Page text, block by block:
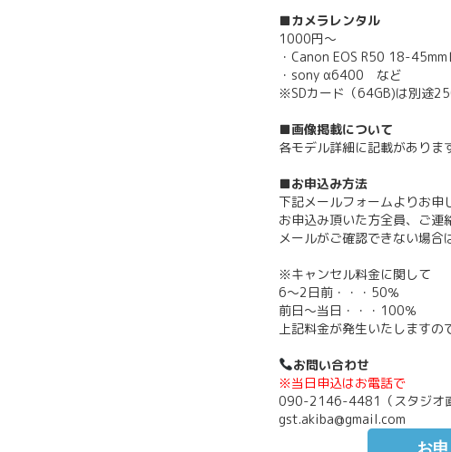
■カメラレンタル
1000円～
・Canon EOS R50 18-
・sony α6400 など
※SDカード（64GB)は別途
■画像掲載について
各モデル詳細に記載がありま
■お申込み方法
下記メールフォームよりお申
お申込み頂いた方全員、ご連
メールがご確認できない場合
※キャンセル料金に関して
6〜2日前・・・50％
前日〜当日・・・100％
上記料金が発生いたしますの
お問い合わせ
※当日申込はお電話で
090-2146-4481（スタジオ
gst.akiba@gmail.com
お